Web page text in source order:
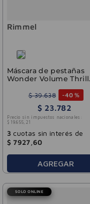
Rimmel
Máscara de pestañas
Wonder Volume Thrill
Black 003 Rimmel
$ 39.638 -40 %
$ 23.782
Precio sin impuestos nacionales:
$ 19.655, 21
3 cuotas sin interés de
$ 7927,60
AGREGAR
SOLO ONLINE